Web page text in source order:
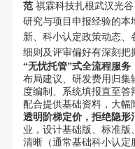
范祺霖科技扎根武汉光
研究与项目申报经验的本
新、科小认定政策动态
细则及评审偏好有深刻把
“无忧托管”式全流程服务
布局建议、研发费用归集
度编制、系统填报直至
配合提供基础资料，大幅
透明阶梯定价，拒绝隐形
业，设计基础版、标准版
清晰（通常基础科小认定